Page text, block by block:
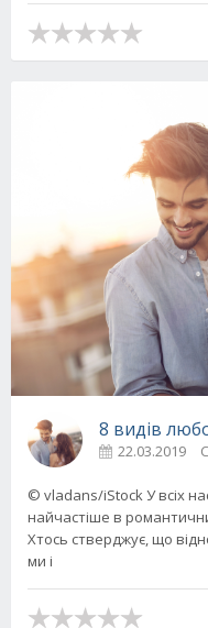
8 видів
22.03.2019
© vladans/iStock У всіх
найчастіше в
Хтось стверджує, що
ми і